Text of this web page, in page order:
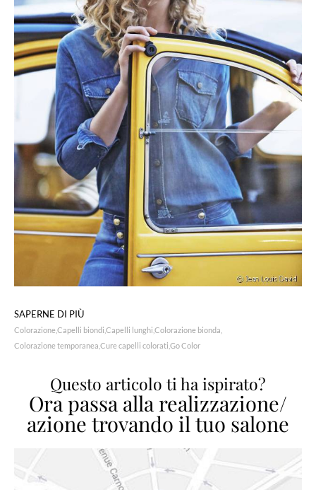
SAPERNE DI PIÙ
Colorazione Capelli biondi Capelli lunghi Colorazione bionda
Colorazione temporanea Cure capelli colorati Go Color
Questo articolo ti ha ispirato?
Ora passa alla realizzazione/
azione trovando il tuo salone